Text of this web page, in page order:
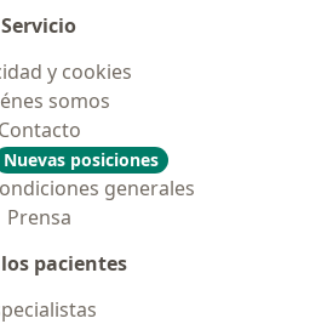
Servicio
y cookies
somos
Contacto
Nuevas posiciones
generales
Prensa
pacientes